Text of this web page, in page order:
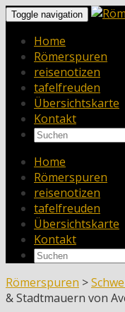
Toggle navigation
Home
Römerspuren
reisenotizen
tafelfreuden
Übersichtskarte
Kontakt
Home
Römerspuren
reisenotizen
tafelfreuden
Übersichtskarte
Kontakt
Römerspuren >
& Stadtmauern von